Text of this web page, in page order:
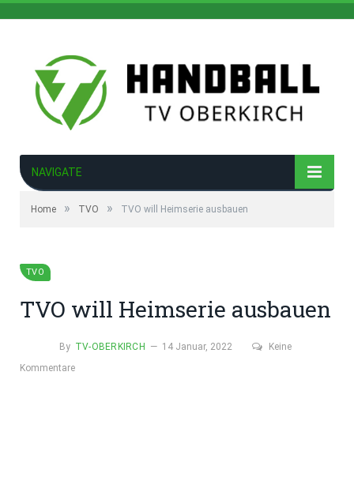
NAVIGATE
Home » TVO » TVO will Heimserie ausbauen
TVO
TVO will Heimserie ausbauen
By TV-OBERKIRCH 14 Januar, 2022
Keine
Kommentare